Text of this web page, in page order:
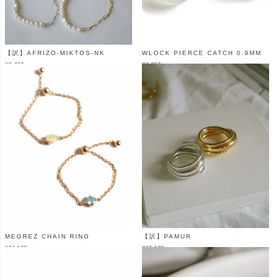
【訳】AFRIZO-MIKTOS-NK
¥9,400
WLOCK PIERCE CATCH 0.9MM
¥3,960
MEGREZ CHAIN RING
¥34,100
【訳】PAMUR
¥17,100